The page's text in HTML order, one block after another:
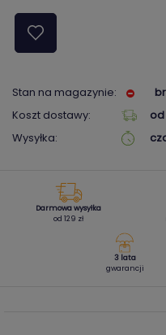
Stan na magazynie:
Koszt dostawy:
od
Wysyłka:
Darmowa wysyłka
od 129 zł
3 lata
gwarancji